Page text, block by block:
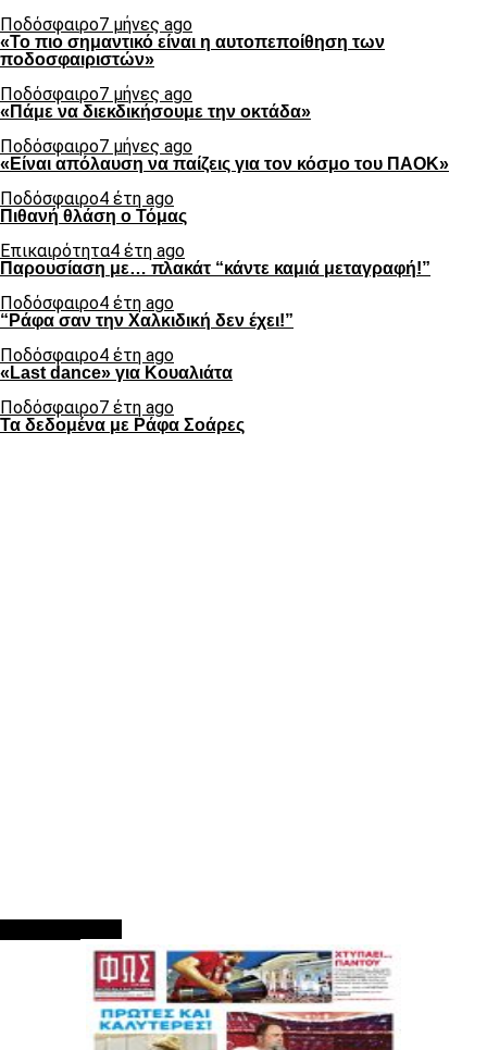
Ποδόσφαιρο7 μήνες ago
«Το πιο σημαντικό είναι η αυτοπεποίθηση των
ποδοσφαιριστών»
Ποδόσφαιρο7 μήνες ago
«Πάμε να διεκδικήσουμε την οκτάδα»
Ποδόσφαιρο7 μήνες ago
«Είναι απόλαυση να παίζεις για τον κόσμο του ΠΑΟΚ»
Ποδόσφαιρο4 έτη ago
Πιθανή θλάση ο Τόμας
Επικαιρότητα4 έτη ago
Παρουσίαση με… πλακάτ “κάντε καμιά μεταγραφή!”
Ποδόσφαιρο4 έτη ago
“Ράφα σαν την Χαλκιδική δεν έχει!”
Ποδόσφαιρο4 έτη ago
«Last dance» για Κουαλιάτα
Ποδόσφαιρο7 έτη ago
Τα δεδομένα με Ράφα Σοάρες